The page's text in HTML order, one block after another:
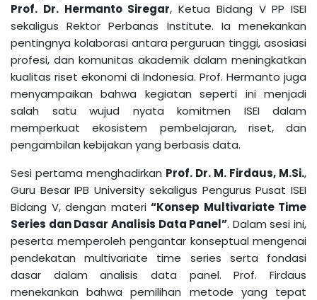
Prof. Dr. Hermanto Siregar, Ketua Bidang V PP ISEI
sekaligus Rektor Perbanas Institute. Ia menekankan
pentingnya kolaborasi antara perguruan tinggi, asosiasi
profesi, dan komunitas akademik dalam meningkatkan
kualitas riset ekonomi di Indonesia. Prof. Hermanto juga
menyampaikan bahwa kegiatan seperti ini menjadi
salah satu wujud nyata komitmen ISEI dalam
memperkuat ekosistem pembelajaran, riset, dan
pengambilan kebijakan yang berbasis data.
Sesi pertama menghadirkan Prof. Dr. M. Firdaus, M.Si.,
Guru Besar IPB University sekaligus Pengurus Pusat ISEI
Bidang V, dengan materi “Konsep Multivariate Time
Series dan Dasar Analisis Data Panel”. Dalam sesi ini,
peserta memperoleh pengantar konseptual mengenai
pendekatan multivariate time series serta fondasi
dasar dalam analisis data panel. Prof. Firdaus
menekankan bahwa pemilihan metode yang tepat